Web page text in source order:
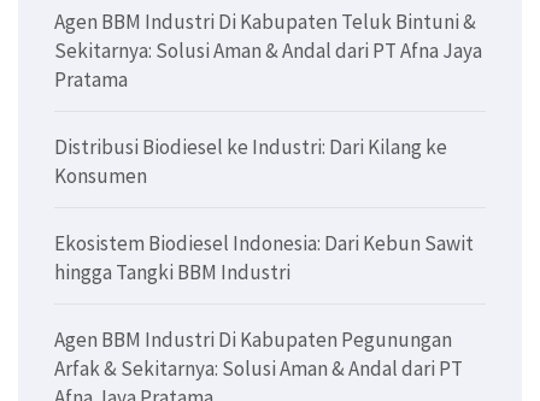
Agen BBM Industri Di Kabupaten Teluk Bintuni &
Sekitarnya: Solusi Aman & Andal dari PT Afna Jaya
Pratama
Distribusi Biodiesel ke Industri: Dari Kilang ke
Konsumen
Ekosistem Biodiesel Indonesia: Dari Kebun Sawit
hingga Tangki BBM Industri
Agen BBM Industri Di Kabupaten Pegunungan
Arfak & Sekitarnya: Solusi Aman & Andal dari PT